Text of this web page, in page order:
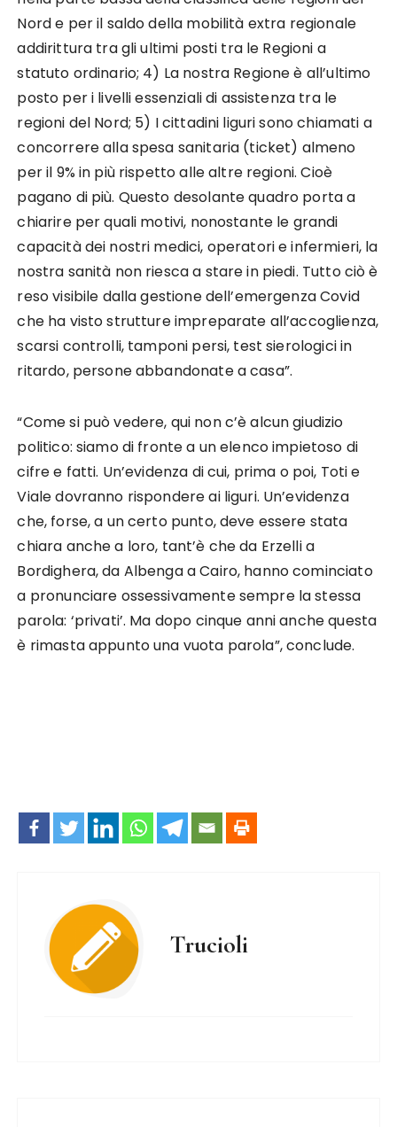
Nord e per il saldo della mobilità extra regionale
addirittura tra gli ultimi posti tra le Regioni a
statuto ordinario; 4) La nostra Regione è all’ultimo
posto per i livelli essenziali di assistenza tra le
regioni del Nord; 5) I cittadini liguri sono chiamati a
concorrere alla spesa sanitaria (ticket) almeno
per il 9% in più rispetto alle altre regioni. Cioè
pagano di più. Questo desolante quadro porta a
chiarire per quali motivi, nonostante le grandi
capacità dei nostri medici, operatori e infermieri, la
nostra sanità non riesca a stare in piedi. Tutto ciò è
reso visibile dalla gestione dell’emergenza Covid
che ha visto strutture impreparate all’accoglienza,
scarsi controlli, tamponi persi, test sierologici in
ritardo, persone abbandonate a casa”.
“Come si può vedere, qui non c’è alcun giudizio
politico: siamo di fronte a un elenco impietoso di
cifre e fatti. Un’evidenza di cui, prima o poi, Toti e
Viale dovranno rispondere ai liguri. Un’evidenza
che, forse, a un certo punto, deve essere stata
chiara anche a loro, tant’è che da Erzelli a
Bordighera, da Albenga a Cairo, hanno cominciato
a pronunciare ossessivamente sempre la stessa
parola: ‘privati’. Ma dopo cinque anni anche questa
è rimasta appunto una vuota parola”, conclude.
Trucioli